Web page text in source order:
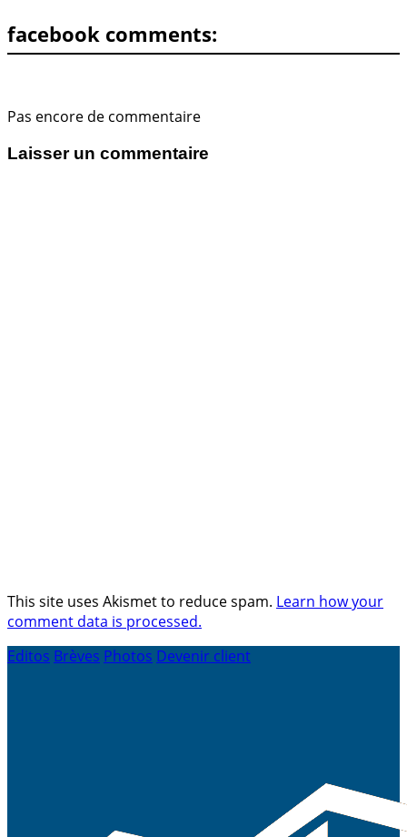
facebook comments:
Pas encore de commentaire
Laisser un commentaire
This site uses Akismet to reduce spam. Learn how your
comment data is processed.
Editos Brèves Photos Devenir client